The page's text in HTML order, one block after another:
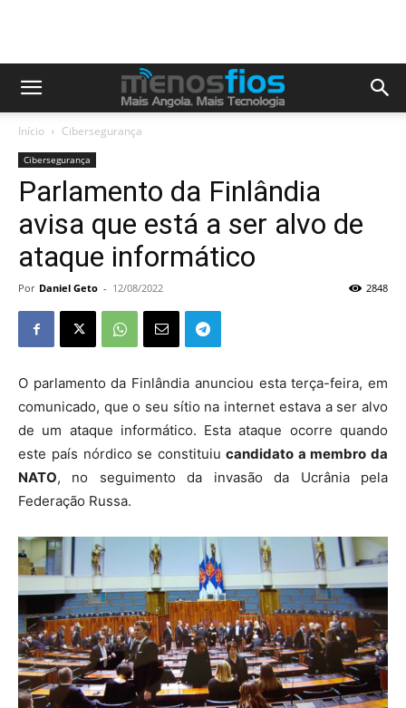
Início Cibersegurança
Cibersegurança
Parlamento da Finlândia
avisa que está a ser alvo de
ataque informático
Por Daniel Geto - 12/08/2022 2848
O parlamento da Finlândia anunciou esta terça-feira, em
comunicado, que o seu sítio na internet estava a ser alvo
de um ataque informático. Esta ataque ocorre quando
este país nórdico se constituiu candidato a membro da
NATO, no seguimento da invasão da Ucrânia pela
Federação Russa.